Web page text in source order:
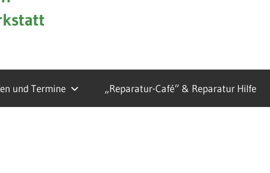
und Termine „Reparatur-Café“ & Reparatur Hilfe